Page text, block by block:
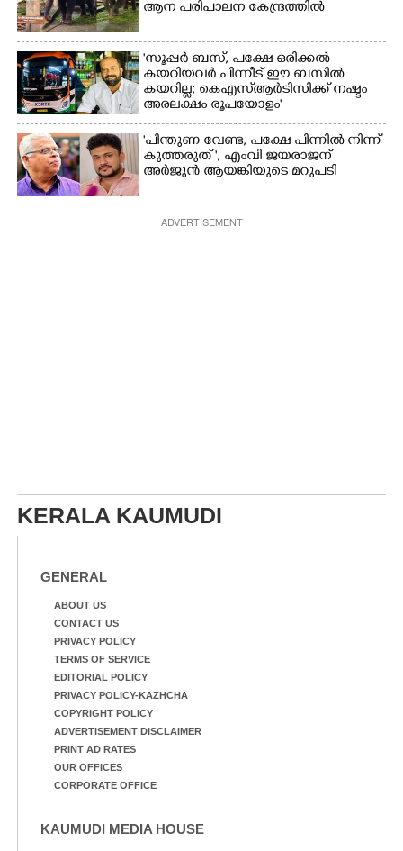
ആന പരിപാലന കേന്ദ്രത്തിൽ
'സൂപ്പർ ബസ്, പക്ഷേ ഒരിക്കൽ
കയറിയവർ പിന്നീട് ഈ ബസിൽ
കയറില്ല; കെഎസ്ആർടിസിക്ക് നഷ്ടം
അരലക്ഷം രൂപയോളം'
"പിന്തുണ വേണ്ട,​ പക്ഷേ പിന്നിൽ നിന്ന്
കുത്തരുത് ", എംവി ജയരാജന്
അർജുൻ ആയങ്കിയുടെ മറുപടി
ADVERTISEMENT
KERALA KAUMUDI
GENERAL
ABOUT US
CONTACT US
PRIVACY POLICY
TERMS OF SERVICE
EDITORIAL POLICY
PRIVACY POLICY-KAZHCHA
COPYRIGHT POLICY
ADVERTISEMENT DISCLAIMER
PRINT AD RATES
OUR OFFICES
CORPORATE OFFICE
KAUMUDI MEDIA HOUSE